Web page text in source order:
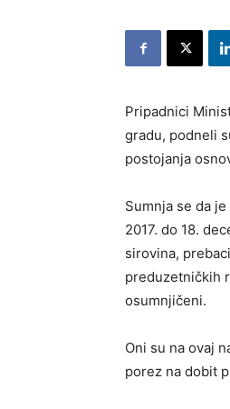
Pripadnici
gradu, podneli
postojanja
Sumnja se da
2017. do 18.
sirovina,
preduzetničkih
osumnjičeni.
Oni su na ovaj
porez na dobit